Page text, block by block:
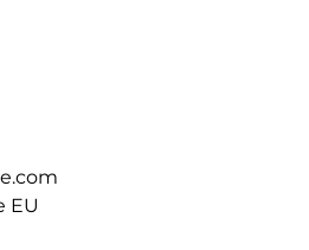
mit dem MagSafe-
EU